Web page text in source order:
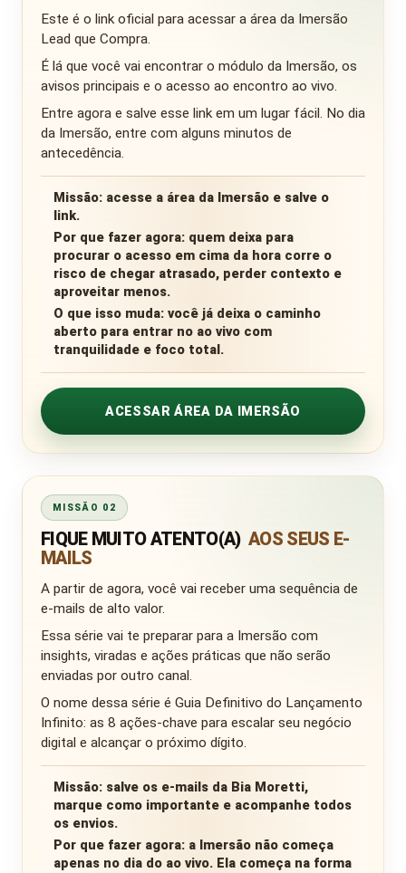
Este é o link oficial para acessar a área da Imersão
Lead que Compra.
É lá que você vai encontrar o módulo da Imersão, os
avisos principais e o acesso ao encontro ao vivo.
Entre agora e salve esse link em um lugar fácil. No dia
da Imersão, entre com alguns minutos de
antecedência.
Missão: acesse a área da Imersão e salve o
link.
Por que fazer agora: quem deixa para
procurar o acesso em cima da hora corre o
risco de chegar atrasado, perder contexto e
aproveitar menos.
O que isso muda: você já deixa o caminho
aberto para entrar no ao vivo com
tranquilidade e foco total.
ACESSAR ÁREA DA IMERSÃO
MISSÃO 02
FIQUE MUITO ATENTO(A) AOS SEUS E-
MAILS
A partir de agora, você vai receber uma sequência de
e-mails de alto valor.
Essa série vai te preparar para a Imersão com
insights, viradas e ações práticas que não serão
enviadas por outro canal.
O nome dessa série é Guia Definitivo do Lançamento
Infinito: as 8 ações-chave para escalar seu negócio
digital e alcançar o próximo dígito.
Missão: salve os e-mails da Bia Moretti,
marque como importante e acompanhe todos
os envios.
Por que fazer agora: a Imersão não começa
apenas no dia do ao vivo. Ela começa na forma